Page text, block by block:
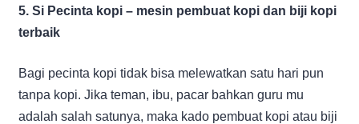
5. Si Pecinta kopi – mesin pembuat kopi dan biji kopi
terbaik
Bagi pecinta kopi tidak bisa melewatkan satu hari pun
tanpa kopi. Jika teman, ibu, pacar bahkan guru mu
adalah salah satunya, maka kado pembuat kopi atau biji